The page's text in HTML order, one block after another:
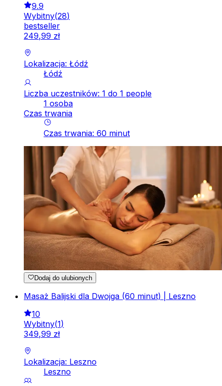
9.9
Wybitny(28)
bestseller
249,99 zł
Lokalizacja: Łódź
Łódź
Liczba uczestników: 1 do 1 people
1 osoba
Czas trwania
Czas trwania: 60 minut
Dodaj do ulubionych
Masaż Balijski dla Dwojga (60 minut) | Leszno
10
Wybitny(1)
349,99 zł
Lokalizacja: Leszno
Leszno